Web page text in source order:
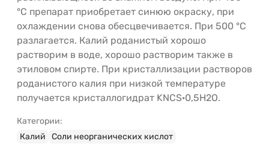
°С препарат приобретает синюю окраску, при
охлаждении снова обесцвечивается. При 500 °С
разлагается. Калий роданистый хорошо
растворим в воде, хорошо растворим также в
этиловом спирте. При кристаллизации растворов
роданистого калия при низкой температуре
получается кристаллогидрат KNCS·0,5H2O.
Категории:
Калий
Соли неорганических кислот